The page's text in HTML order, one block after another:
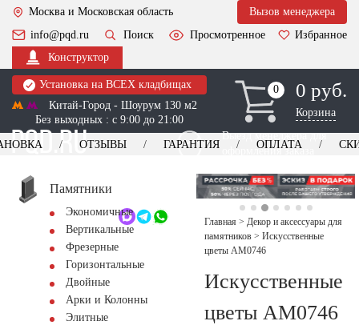
Москва и Московская область
Вызов менеджера
info@pqd.ru
Поиск Просмотренное
Избранное
Конструктор
Установка на ВСЕХ кладбищах
Китай-Город - Шоурум 130 м2
Без выходных : с 9:00 до 21:00
0
0 0 руб.
Корзина
Выезд менеджера для
оформления заказа
+7 (495) 518-44-23
Обратный звонок
ОТЗЫВЫ ГАРАНТИЯ ОПЛАТА
Памятники
Экономичные
Вертикальные
Фрезерные
Горизонтальные
Двойные
Арки и Колонны
Элитные
Главная > Декор и аксессуары для
памятников > Искусственные
цветы AM0746
Искусственные
цветы AM0746